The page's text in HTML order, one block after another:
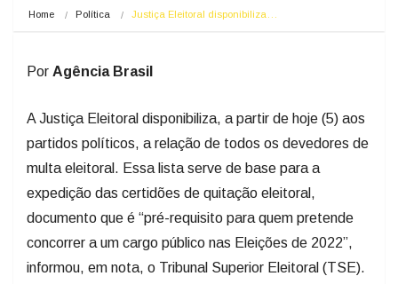
Home Política Justiça Eleitoral disponibiliza…
Por Agência Brasil
A Justiça Eleitoral disponibiliza, a partir de hoje (5) aos
partidos políticos, a relação de todos os devedores de
multa eleitoral. Essa lista serve de base para a
expedição das certidões de quitação eleitoral,
documento que é “pré-requisito para quem pretende
concorrer a um cargo público nas Eleições de 2022”,
informou, em nota, o Tribunal Superior Eleitoral (TSE).